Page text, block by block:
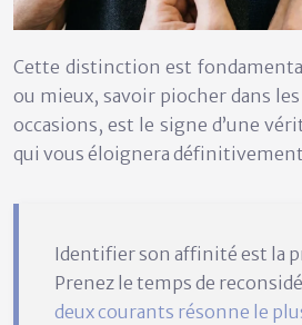
Cette distinction est
ou mieux, savoir piocher dans
occasions, est le signe d’une
qui vous éloignera définitivement
Identifier son affinité est la
Prenez le temps de
deux courants résonne le